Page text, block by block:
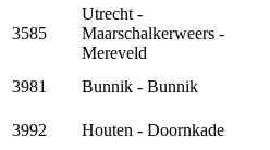
3585
Utrecht -
Maarschalkerweers -
Mereveld
3981 Bunnik - Bunnik
3992
Houten - Doornkade